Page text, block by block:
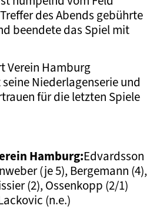
des Abends gebührte
beendete das Spiel mit
Verein Hamburg
Niederlagenserie und
für die letzten Spiele
Hamburg:Edvardsson
(je 5), Bergemann (4),
(2), Ossenkopp (2/1)
(n.e.)